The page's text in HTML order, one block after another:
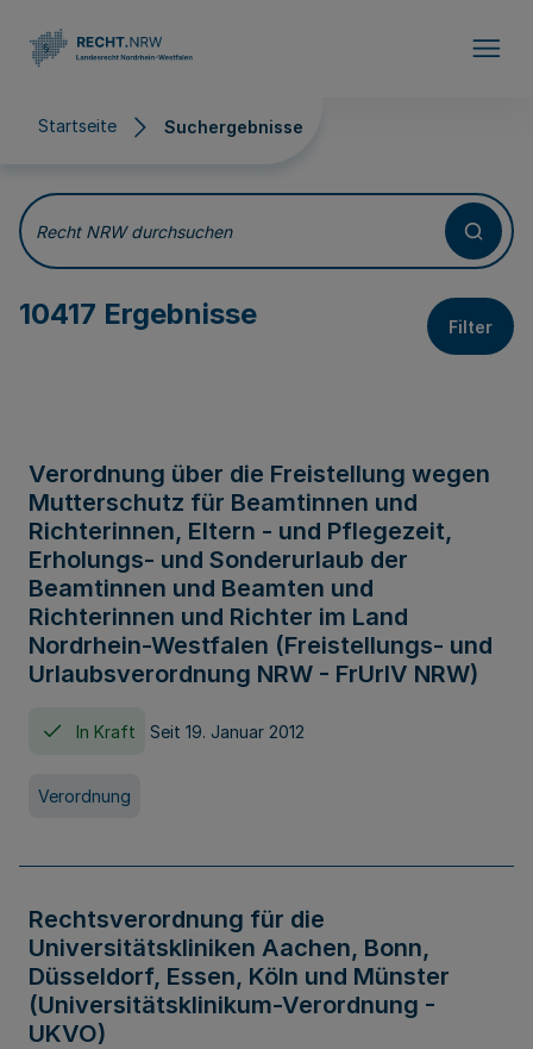
Startseite Suchergebnisse
Suchergebnisse
Recht NRW durchsuchen
10417 Ergebnisse Filter
Verordnung über die Freistellung wegen
Mutterschutz für Beamtinnen und
Richterinnen, Eltern - und Pflegezeit,
Erholungs- und Sonderurlaub der
Beamtinnen und Beamten und
Richterinnen und Richter im Land
Nordrhein-Westfalen (Freistellungs- und
Urlaubsverordnung NRW - FrUrlV NRW)
In Kraft Seit 19. Januar 2012
Verordnung
Rechtsverordnung für die
Universitätskliniken Aachen, Bonn,
Düsseldorf, Essen, Köln und Münster
(Universitätsklinikum-Verordnung -
UKVO)